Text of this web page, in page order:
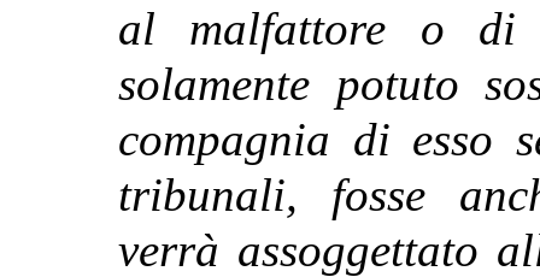
al malfattore o di
solamente potuto
compagnia di esso
tribunali, fosse
verrà assoggettato